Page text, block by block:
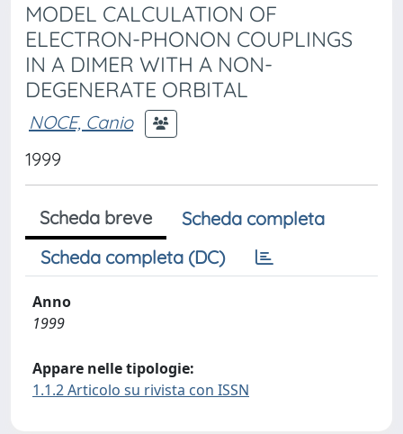
MODEL CALCULATION OF
ELECTRON-PHONON COUPLINGS
IN A DIMER WITH A NON-
DEGENERATE ORBITAL
NOCE, Canio
1999
Scheda breve
Scheda completa
Scheda completa (DC)
Anno
1999
Appare nelle tipologie:
1.1.2 Articolo su rivista con ISSN